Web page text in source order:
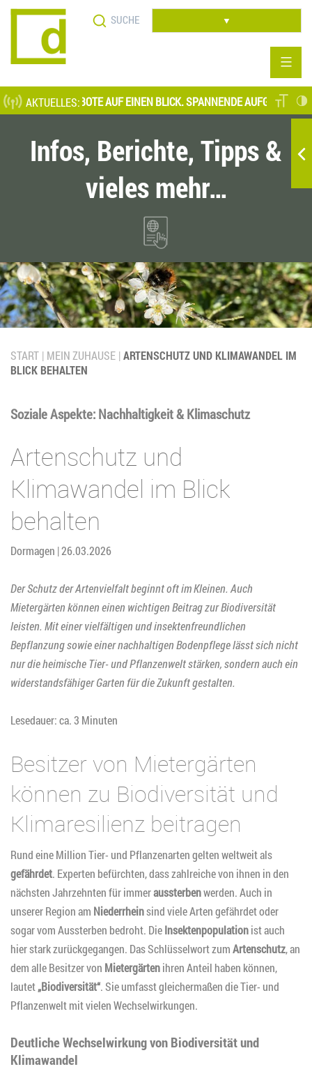
Direkt
Suche ▼
AKTUELLES: AUF EINEN BLICK. SPANNENDE AUFGABENFELDER
Infos, Berichte, Tipps &
vieles mehr…
START MEIN ZUHAUSE ARTENSCHUTZ UND KLIMAWANDEL IM
BLICK BEHALTEN
Soziale Aspekte: Nachhaltigkeit & Klimaschutz
Artenschutz und
Klimawandel im Blick
behalten
Dormagen | 26.03.2026
Der Schutz der Artenvielfalt beginnt oft im Kleinen. Auch
Mietergärten können einen wichtigen Beitrag zur Biodiversität
leisten. Mit einer vielfältigen und insektenfreundlichen
Bepflanzung sowie einer nachhaltigen Bodenpflege lässt sich nicht
nur die heimische Tier- und Pflanzenwelt stärken, sondern auch ein
widerstandsfähiger Garten für die Zukunft gestalten.
Lesedauer: ca. 3 Minuten
Besitzer von Mietergärten
können zu Biodiversität und
Klimaresilienz beitragen
Rund eine Million Tier- und Pflanzenarten gelten weltweit als
gefährdet. Experten befürchten, dass zahlreiche von ihnen in den
nächsten Jahrzehnten für immeraussterbenwerden. Auch in
unserer Region am Niederrheinsind viele Arten gefährdet oder
sogar vom Aussterben bedroht. DieInsektenpopulationist auch
hier stark zurückgegangen. Das Schlüsselwort zumArtenschutz, an
dem alle Besitzer von Mietergärtenihren Anteil haben können,
lautet„Biodiversität“. Sie umfasst gleichermaßen die Tier- und
Pflanzenwelt mit vielen Wechselwirkungen.
Deutliche Wechselwirkung von Biodiversität und
Klimawandel